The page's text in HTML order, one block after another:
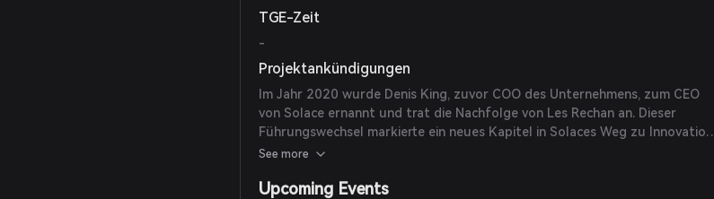
TGE-Zeit
-
Projektankündigungen
Im Jahr 2020 wurde Denis King, zuvor COO des Unternehmens, zum CEO
von Solace ernannt und trat die Nachfolge von Les Rechan an. Dieser
Führungswechsel markierte ein neues Kapitel in Solaces Weg zu Innovation
und Markterweiterung.
See more
Upcoming Events